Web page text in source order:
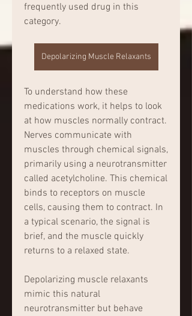
frequently used drug in this
category.
Depolarizing Muscle Relaxants
To understand how these
medications work, it helps to look
at how muscles normally contract.
Nerves communicate with
muscles through chemical signals,
primarily using a neurotransmitter
called acetylcholine. This chemical
binds to receptors on muscle
cells, causing them to contract. In
a typical scenario, the signal is
brief, and the muscle quickly
returns to a relaxed state.
Depolarizing muscle relaxants
mimic this natural
neurotransmitter but behave